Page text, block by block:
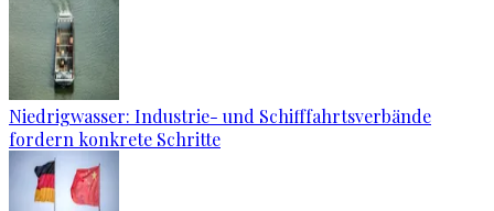
Niedrigwasser: Industrie- und Schifffahrtsverbände
fordern konkrete Schritte